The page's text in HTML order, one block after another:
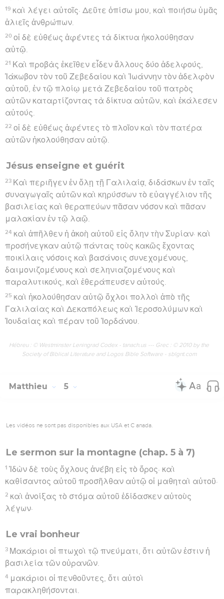
19 καὶ λέγει αὐτοῖς· Δεῦτε ὀπίσω μου, καὶ ποιήσω ὑμᾶς
ἁλιεῖς ἀνθρώπων.
20 οἱ δὲ εὐθέως ἀφέντες τὰ δίκτυα ἠκολούθησαν
αὐτῷ.
21 Καὶ προβὰς ἐκεῖθεν εἶδεν ἄλλους δύο ἀδελφούς,
Ἰάκωβον τὸν τοῦ Ζεβεδαίου καὶ Ἰωάννην τὸν ἀδελφὸν
αὐτοῦ, ἐν τῷ πλοίῳ μετὰ Ζεβεδαίου τοῦ πατρὸς
αὐτῶν καταρτίζοντας τὰ δίκτυα αὐτῶν, καὶ ἐκάλεσεν
αὐτούς.
22 οἱ δὲ εὐθέως ἀφέντες τὸ πλοῖον καὶ τὸν πατέρα
αὐτῶν ἠκολούθησαν αὐτῷ.
Jésus enseigne et guérit
23 Καὶ περιῆγεν ἐν ὅλῃ τῇ Γαλιλαίᾳ, διδάσκων ἐν ταῖς
συναγωγαῖς αὐτῶν καὶ κηρύσσων τὸ εὐαγγέλιον τῆς
βασιλείας καὶ θεραπεύων πᾶσαν νόσον καὶ πᾶσαν
μαλακίαν ἐν τῷ λαῷ.
24 καὶ ἀπῆλθεν ἡ ἀκοὴ αὐτοῦ εἰς ὅλην τὴν Συρίαν· καὶ
προσήνεγκαν αὐτῷ πάντας τοὺς κακῶς ἔχοντας
ποικίλαις νόσοις καὶ βασάνοις συνεχομένους,
δαιμονιζομένους καὶ σεληνιαζομένους καὶ
παραλυτικούς, καὶ ἐθεράπευσεν αὐτούς.
25 καὶ ἠκολούθησαν αὐτῷ ὄχλοι πολλοὶ ἀπὸ τῆς
Γαλιλαίας καὶ Δεκαπόλεως καὶ Ἱεροσολύμων καὶ
Ἰουδαίας καὶ πέραν τοῦ Ἰορδάνου.
Hébreu : © Westminster Leningrad Codex - tanach.us --- Grec : © 2010 by the
Society of Biblical Literature and Logos Bible Software - sblgnt.com
Matthieu 5
Les vidéos ne sont pas disponibles aux USA et C anada.
Le sermon sur la montagne (chap. 5 à 7)
1 Ἰδὼν δὲ τοὺς ὄχλους ἀνέβη εἰς τὸ ὄρος· καὶ
καθίσαντος αὐτοῦ προσῆλθαν αὐτῷ οἱ μαθηταὶ αὐτοῦ·
2 καὶ ἀνοίξας τὸ στόμα αὐτοῦ ἐδίδασκεν αὐτοὺς
λέγων·
Le vrai bonheur
3 Μακάριοι οἱ πτωχοὶ τῷ πνεύματι, ὅτι αὐτῶν ἐστιν ἡ
βασιλεία τῶν οὐρανῶν.
4 μακάριοι οἱ πενθοῦντες, ὅτι αὐτοὶ
παρακληθήσονται.